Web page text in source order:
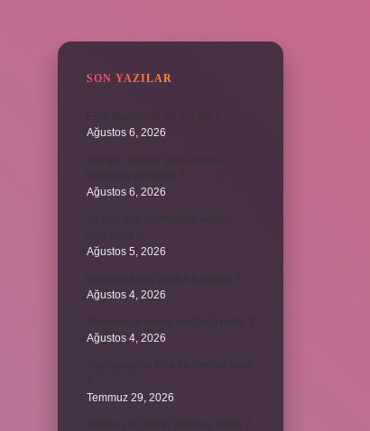
SON YAZILAR
Ağustos 6, 2026
Ağustos 6, 2026
Ağustos 5, 2026
Ağustos 4, 2026
Ağustos 4, 2026
Temmuz 29, 2026